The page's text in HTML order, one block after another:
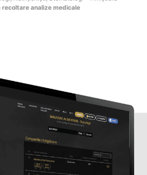
analize medicale